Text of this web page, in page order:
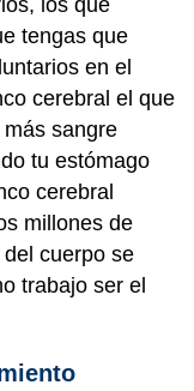
tengas que
en el
cerebral el que
sangre
tu estómago
cerebral
millones de
cuerpo se
trabajo ser el